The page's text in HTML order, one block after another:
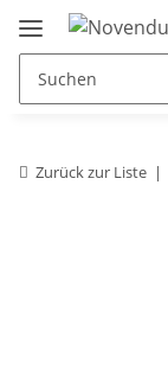
Zurück zur Liste